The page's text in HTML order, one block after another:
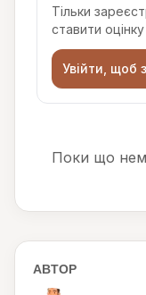
Тільки
ставити
Увійти, щоб
Поки що
АВТОР